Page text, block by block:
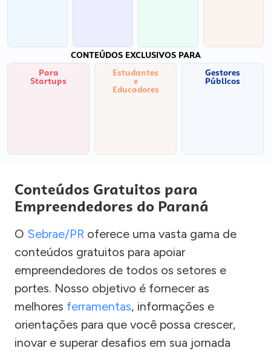
CONTEÚDOS EXCLUSIVOS PARA
Para
Startups
Estudantes
e
Educadores
Gestores
Públicos
Conteúdos Gratuitos para
Empreendedores do Paraná
O Sebrae/PR oferece uma vasta gama de
conteúdos gratuitos para apoiar
empreendedores de todos os setores e
portes. Nosso objetivo é fornecer as
melhores ferramentas, informações e
orientações para que você possa crescer,
inovar e superar desafios em sua jornada